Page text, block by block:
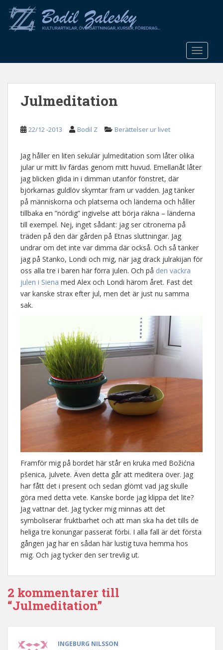
o
Julmeditation
22/12 -2013 Bodil Z Berättelser ur livet
Jag håller en liten sekulär julmeditation som låter olika
jular ur mitt liv färdas genom mitt huvud. Emellanåt låter
jag blicken glida in i dimman utanför fönstret, där
björkarnas guldlöv skymtar fram ur vadden. Jag tänker
på människorna och platserna och länderna och håller
tillbaka en ”nördig” ingivelse att börja räkna – länderna
till exempel. Nej, inget sådant: jag ser citronerna på
träden på den där gården på Etnas sluttningar. Jag
undrar om det inte var dimma där också. Och så tänker
jag på Stanko, Londi och mig, när jag drack julrakijan för
oss alla tre i baren här förra julen. Och på den vackra
julen i Siena med Alex och Londi härom året. Fast det
var kanske strax efter jul, men det är just nu samma
sak.
Framför mig på bordet här står en kruka med Božićna
pšenica, julvete. Även detta går att meditera över. Jag
har fått det i present och sedan glömt vad jag skulle
göra med detta vete. Kanske borde jag klippa det lite?
Jag vattnar det. Jag tycker mig minnas att det
symboliserar fruktbarhet och att man ska ha det tills de
heliga tre konungar passerat förbi. I alla fall är det första
gången jag har en sådan här lustig tuva hemma hos
mig. Och jag tycker den ser trevlig ut.
2 kommentarer till
“Julmeditation”
INGEBURG NILSSON